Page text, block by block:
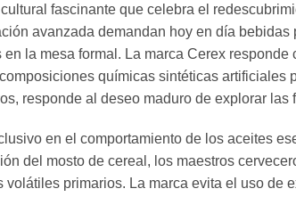
fascinante que celebra el
avanzada demandan hoy en día
la mesa formal. La marca Cerex
químicas sintéticas
responde al deseo maduro de explorar las
en el comportamiento de los aceites
del mosto de cereal, los maestros
primarios. La marca evita el uso de